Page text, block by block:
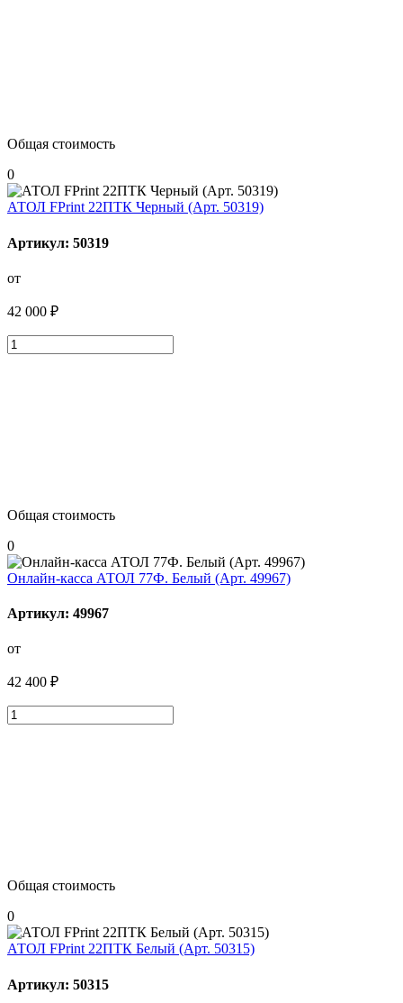
Общая стоимость
0
АТОЛ FPrint 22ПТК Черный (Арт. 50319)
Артикул: 50319
от
42 000 ₽
Общая стоимость
0
Онлайн-касса АТОЛ 77Ф. Белый (Арт. 49967)
Артикул: 49967
от
42 400 ₽
Общая стоимость
0
АТОЛ FPrint 22ПТК Белый (Арт. 50315)
Артикул: 50315